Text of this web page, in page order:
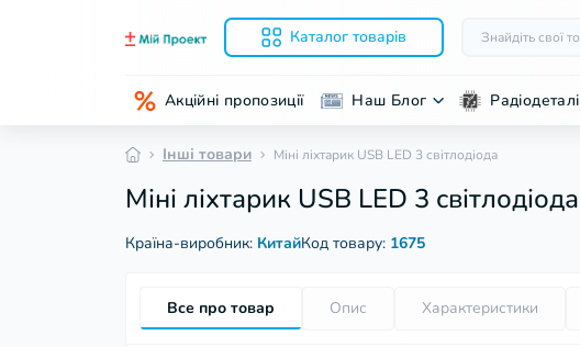
Каталог товарів
Акційні пропозиції Наш Блог Радіодеталі
Інші товари Міні ліхтарик USB LED 3 світлодіода
Міні ліхтарик USB LED 3 світлодіода
Країна-виробник: КитайКод товару: 1675
Все про товар Опис Характеристики